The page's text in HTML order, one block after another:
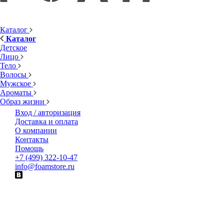
Каталог
Каталог
Детское
Лицо
Тело
Волосы
Мужское
Ароматы
Образ жизни
Вход / авторизация
Доставка и оплата
О компании
Контакты
Помощь
+7 (499) 322-10-47
info@foamstore.ru